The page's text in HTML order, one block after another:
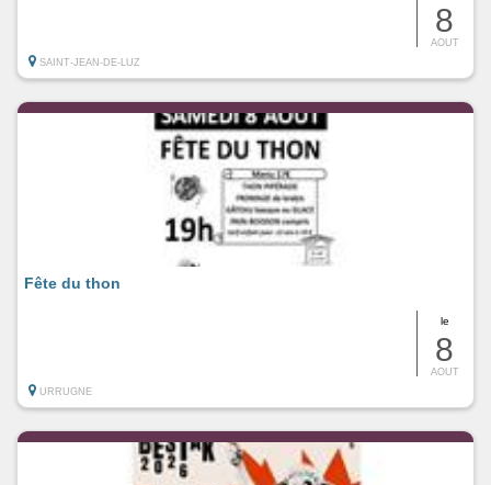
8
AOUT
SAINT-JEAN-DE-LUZ
le
8
AOUT
Fête du thon
URRUGNE